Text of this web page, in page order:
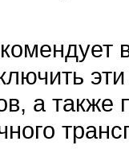
эти
а также